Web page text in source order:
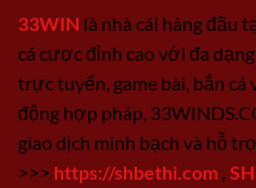
33WIN là nhà cái hàng đầu
cá cược đỉnh cao với đa
trực tuyến, game bài, bắn
động hợp pháp,
giao dịch minh bạch và hỗ
>>> https://shbethi.com